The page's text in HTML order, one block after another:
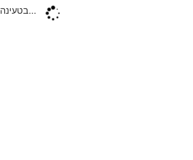
בטעינה...